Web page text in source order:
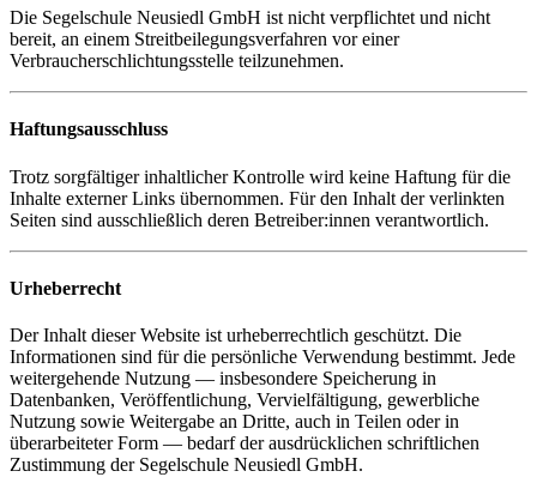
Die Segelschule Neusiedl GmbH ist nicht verpflichtet und nicht
bereit, an einem Streitbeilegungsverfahren vor einer
Verbraucherschlichtungsstelle teilzunehmen.
Haftungsausschluss
Trotz sorgfältiger inhaltlicher Kontrolle wird keine Haftung für die
Inhalte externer Links übernommen. Für den Inhalt der verlinkten
Seiten sind ausschließlich deren Betreiber:innen verantwortlich.
Urheberrecht
Der Inhalt dieser Website ist urheberrechtlich geschützt. Die
Informationen sind für die persönliche Verwendung bestimmt. Jede
weitergehende Nutzung — insbesondere Speicherung in
Datenbanken, Veröffentlichung, Vervielfältigung, gewerbliche
Nutzung sowie Weitergabe an Dritte, auch in Teilen oder in
überarbeiteter Form — bedarf der ausdrücklichen schriftlichen
Zustimmung der Segelschule Neusiedl GmbH.